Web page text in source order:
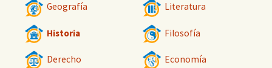
Geografía Literatura
Historia Filosofía
Derecho Economía